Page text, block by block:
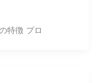
特徴 プロ